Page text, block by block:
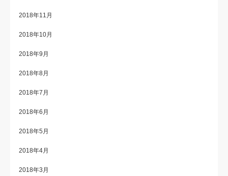
2018年11月
2018年10月
2018年9月
2018年8月
2018年7月
2018年6月
2018年5月
2018年4月
2018年3月